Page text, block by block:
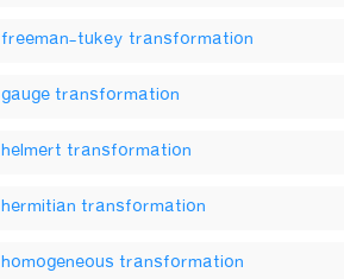
freeman-tukey transformation
gauge transformation
helmert transformation
hermitian transformation
homogeneous transformation